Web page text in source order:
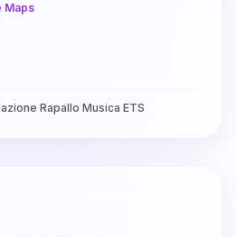
Maps
Rapallo Musica ETS